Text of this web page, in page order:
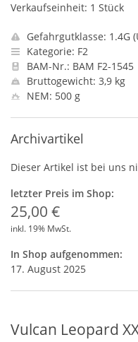
Verkaufseinheit: 1 Stück
Gefahrgutklasse: 1.4G
Kategorie: F2
BAM-Nr.: BAM F2-1545
Bruttogewicht: 3,9 kg
NEM: 500 g
Archivartikel
Dieser Artikel ist bei uns
letzter Preis im Shop:
25,00 €
inkl. 19% MwSt.
In Shop aufgenommen:
17. August 2025
Vulcan Leopard